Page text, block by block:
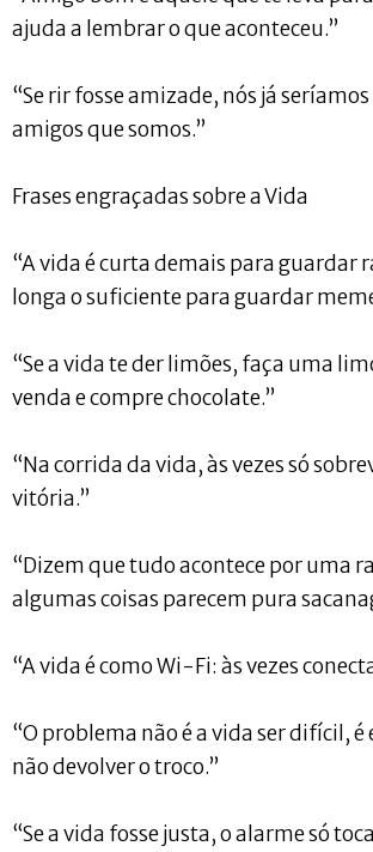
ajuda a lembrar o que aconteceu.”
“Se rir fosse amizade, nós já
amigos que somos.”
Frases engraçadas sobre a Vida
“A vida é curta demais para guardar
longa o suficiente para guardar
“Se a vida te der limões, faça uma
venda e compre chocolate.”
“Na corrida da vida, às vezes só
vitória.”
“Dizem que tudo acontece por uma
algumas coisas parecem pura
“A vida é como Wi-Fi: às vezes
“O problema não é a vida ser difícil, é
não devolver o troco.”
“Se a vida fosse justa, o alarme só